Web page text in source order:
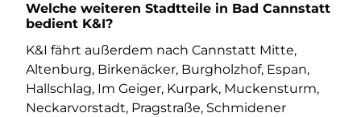
Welche weiteren Stadtteile in Bad Cannstatt
bedient K&I?
K&I fährt außerdem nach Cannstatt Mitte,
Altenburg, Birkenäcker, Burgholzhof, Espan,
Hallschlag, Im Geiger, Kurpark, Muckensturm,
Neckarvorstadt, Pragstraße, Schmidener